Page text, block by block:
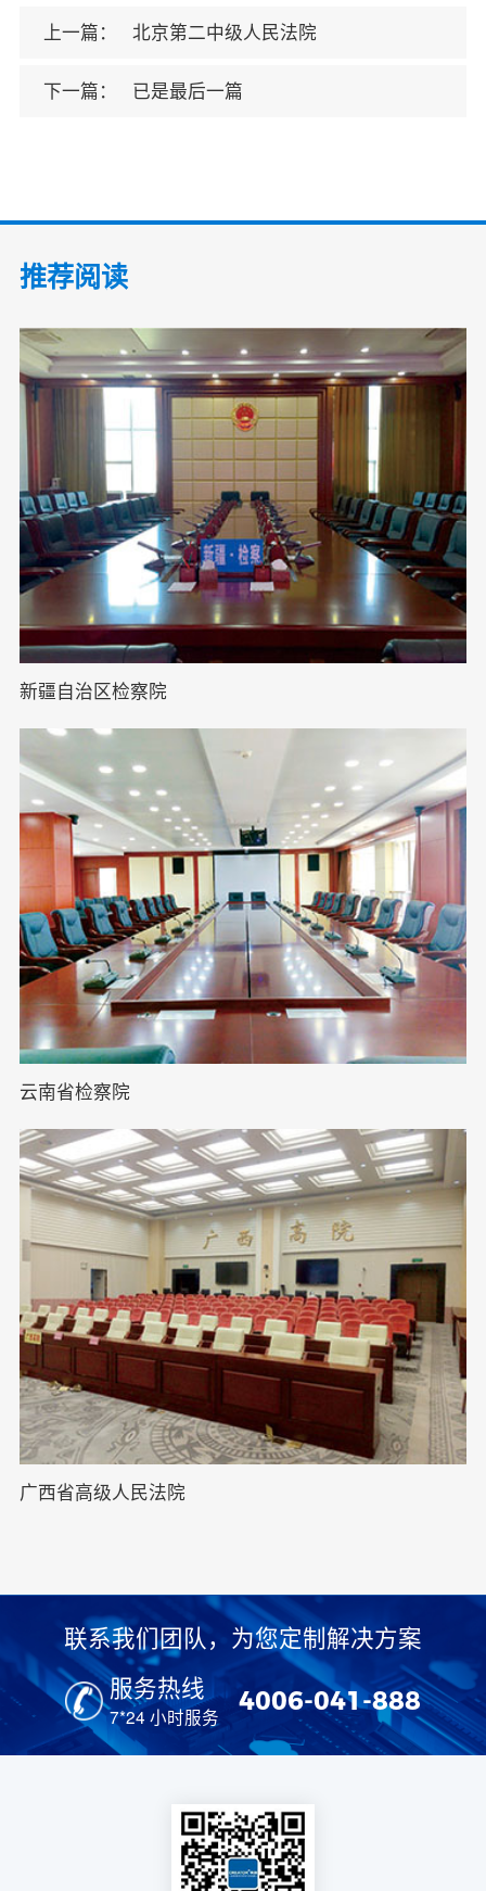
上一篇： 北京第二中级人民法院
下一篇： 已是最后一篇
推荐阅读
新疆自治区检察院
云南省检察院
广西省高级人民法院
联系我们团队，为您定制解决方案
服务热线
7*24 小时服务 4006-041-888